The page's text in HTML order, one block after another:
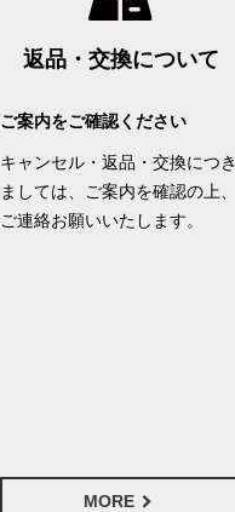
返品・交換について
ご案内をご確認ください
キャンセル・返品・交換につき
ましては、ご案内を確認の上、
ご連絡お願いいたします。
MORE